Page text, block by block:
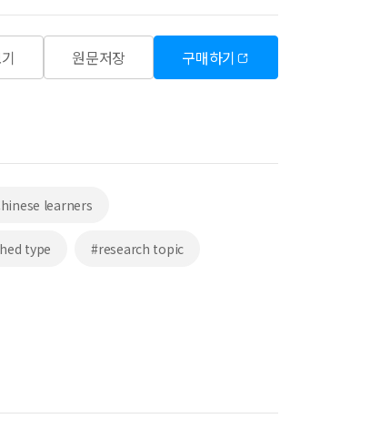
원문저장 구매하기
learners
type #research topic